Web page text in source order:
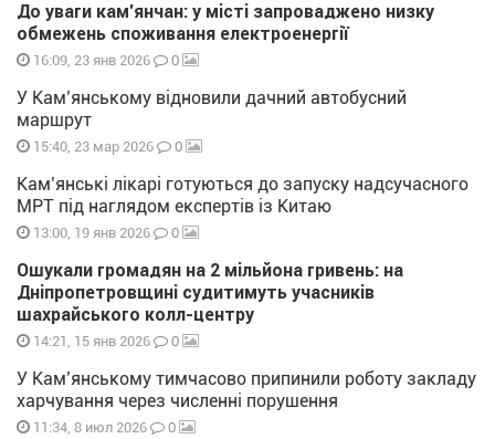
До уваги кам’янчан: у місті запроваджено низку
обмежень споживання електроенергії
16:09, 23 янв 2026 0
У Кам’янському відновили дачний автобусний
маршрут
15:40, 23 мар 2026 0
Кам’янські лікарі готуються до запуску надсучасного
МРТ під наглядом експертів із Китаю
13:00, 19 янв 2026 0
Ошукали громадян на 2 мільйона гривень: на
Дніпропетровщині судитимуть учасників
шахрайського колл-центру
14:21, 15 янв 2026 0
У Кам’янському тимчасово припинили роботу закладу
харчування через численні порушення
11:34, 8 июл 2026 0